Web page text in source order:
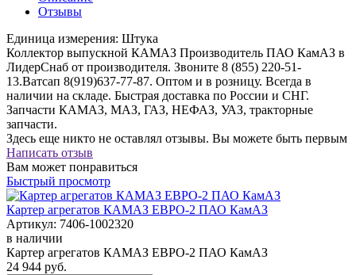
Отзывы
Единица измерения: Штука
Коллектор выпускной КАМАЗ Производитель ПАО КамАЗ в
ЛидерСнаб от производителя. Звоните 8 (855) 220-51-
13.Ватсап 8(919)637-77-87. Оптом и в розницу. Всегда в
наличии на складе. Быстрая доставка по России и СНГ.
Запчасти КАМАЗ, МАЗ, ГАЗ, НЕФАЗ, УАЗ, тракторные
запчасти.
Здесь еще никто не оставлял отзывы. Вы можете быть первым
Написать отзыв
Вам может понравиться
Быстрый просмотр
Картер агрегатов КАМАЗ ЕВРО-2 ПАО КамАЗ
Артикул: 7406-1002320
в наличии
Картер агрегатов КАМАЗ ЕВРО-2 ПАО КамАЗ
24 944 руб.